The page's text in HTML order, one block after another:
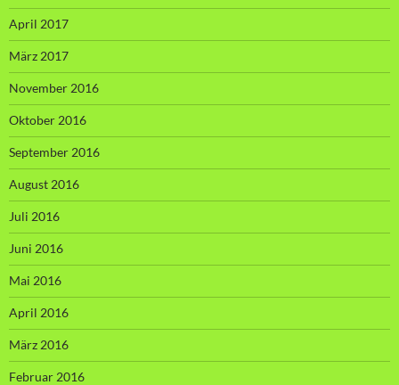
April 2017
März 2017
November 2016
Oktober 2016
September 2016
August 2016
Juli 2016
Juni 2016
Mai 2016
April 2016
März 2016
Februar 2016